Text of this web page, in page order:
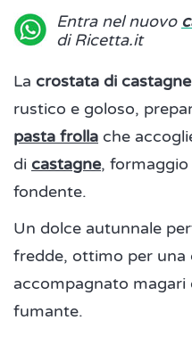
Entra nel nuovo
di Ricetta.it
La crostata di
rustico e goloso,
pasta frolla che
di castagne,
fondente.
Un dolce autunnale
fredde, ottimo per una
accompagnato magari
fumante.